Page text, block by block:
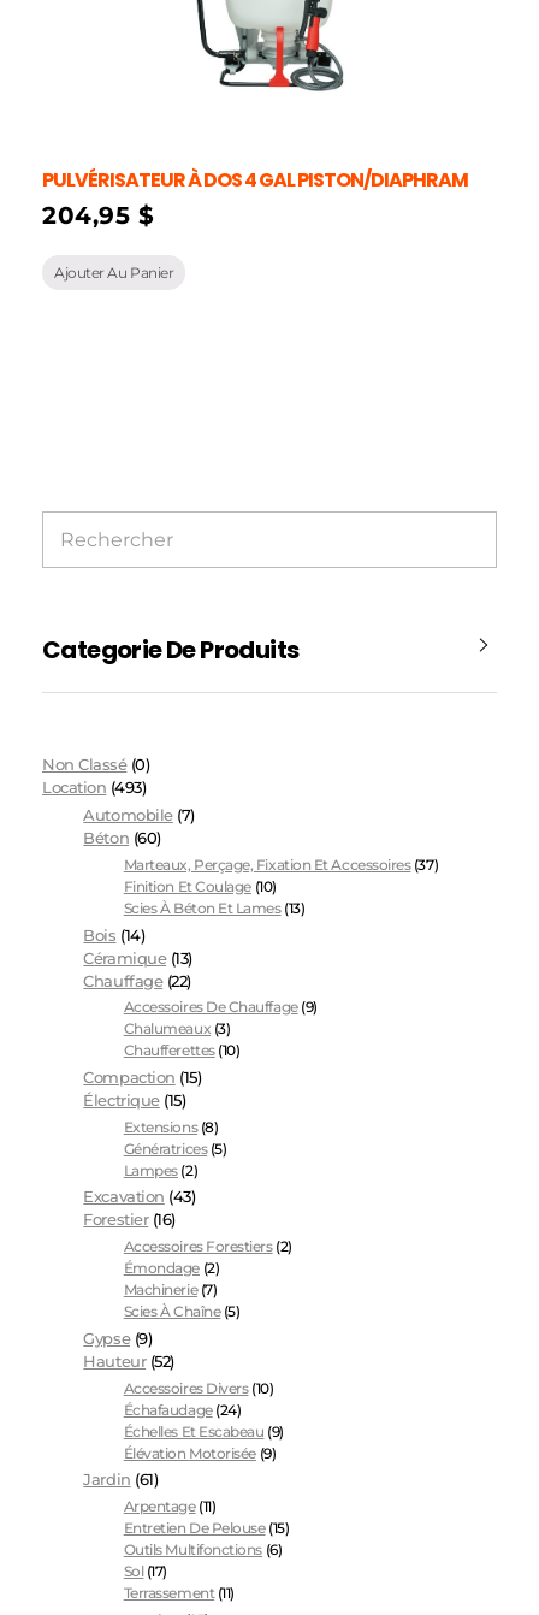
PULVÉRISATEUR À DOS 4 GAL PISTON/DIAPHRAM
204,95$
Ajouter Au Panier
Categorie De Produits
Non Classé (0)
Location (493)
Automobile (7)
Béton (60)
Marteaux, Perçage, Fixation Et Accessoires (37)
Finition Et Coulage (10)
Scies À Béton Et Lames (13)
Bois (14)
Céramique (13)
Chauffage (22)
Accessoires De Chauffage (9)
Chalumeaux (3)
Chaufferettes (10)
Compaction (15)
Électrique (15)
Extensions (8)
Génératrices (5)
Lampes (2)
Excavation (43)
Forestier (16)
Accessoires Forestiers (2)
Émondage (2)
Machinerie (7)
Scies À Chaîne (5)
Gypse (9)
Hauteur (52)
Accessoires Divers (10)
Échafaudage (24)
Échelles Et Escabeau (9)
Élévation Motorisée (9)
Jardin (61)
Arpentage (11)
Entretien De Pelouse (15)
Outils Multifonctions (6)
Sol (17)
Terrassement (11)